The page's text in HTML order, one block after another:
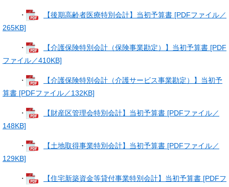
・
【後期高齢者医療特別会計】当初予算書 [PDFファイル／
265KB]
・
【介護保険特別会計（保険事業勘定）】当初予算書 [PDF
ファイル／410KB]
・
【介護保険特別会計（介護サービス事業勘定）】当初予
算書 [PDFファイル／132KB]
・
【財産区管理会特別会計】当初予算書 [PDFファイル／
148KB]
・
【土地取得事業特別会計】当初予算書 [PDFファイル／
129KB]
・
【住宅新築資金等貸付事業特別会計】当初予算書 [PDFフ